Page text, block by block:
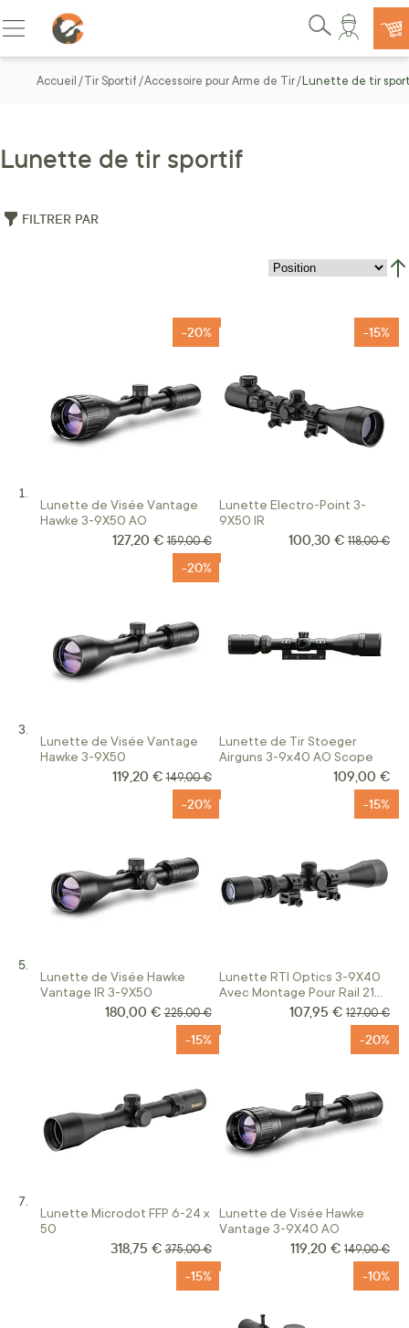
Allez au contenu
Basculer la navigation
Rechercher
Accueil Tir Sportif Accessoire pour Arme de Tir Lunette de tir
Lunette de tir sportif
FILTRER PAR
Lunette de Visée Vantage
Hawke 3-9X50 AO
-20%
Prix Spécial
127,20 € Prix normal
159,00 €
Lunette Electro-Point 3-
9X50 IR
-15%
Prix Spécial
100,30 € Prix
118,00 €
Lunette de Visée Vantage
Hawke 3-9X50
-20%
Prix Spécial
119,20 € Prix normal
149,00 €
Lunette de Tir Stoeger
Airguns 3-9x40 AO Scope
109,00 €
Lunette de Visée Hawke
Vantage IR 3-9X50
-20%
Prix Spécial
180,00 € Prix normal
225,00 €
Lunette RTI Optics 3-9X40
Avec Montage Pour Rail 21
-15%
Prix Spécial
107,95 € Prix normal
127,00 €
Lunette Microdot FFP 6-24 x
50
-15%
Prix Spécial
318,75 € Prix normal
375,00 €
Lunette de Visée Hawke
Vantage 3-9X40 AO
-20%
Prix Spécial
119,20 € Prix normal
149,00 €
-15% -10%